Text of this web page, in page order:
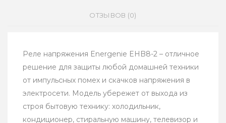
ОТЗЫВОВ (0)
Реле напряжения Energenie EHB8-2 – отличное
решение для защиты любой домашней техники
от импульсных помех и скачков напряжения в
электросети. Модель убережет от выхода из
строя бытовую технику: холодильник,
кондиционер, стиральную машину, телевизор и